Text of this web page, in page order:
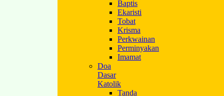
Baptis
Ekaristi
Tobat
Krisma
Perkwainan
Perminyakan
Imamat
Doa
Dasar
Katolik
Tanda